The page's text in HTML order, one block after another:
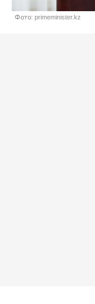
Фото: primeminister.kz